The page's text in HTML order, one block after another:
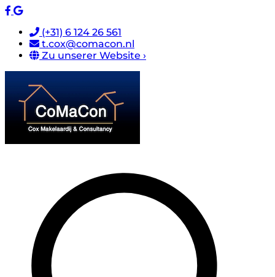
(+31) 6 124 26 561
t.cox@comacon.nl
Zu unserer Website ›